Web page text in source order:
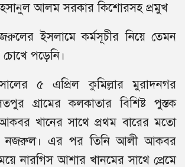
আলম সরকার কিশোরসহ প্রমুখ
ইসলামে কর্মসূচীর নিয়ে তেমন
পড়েনি।
৫ এপ্রিল কুমিল্লার মুরাদনগর
গ্রামের কলকাতার বিশিষ্ট পুস্তক
খানের সাথে প্রথম বারের মতো
নজরুল। এর পর তিনি আলী আকবর
নারগিস আশার খানমের সাথে প্রেমে